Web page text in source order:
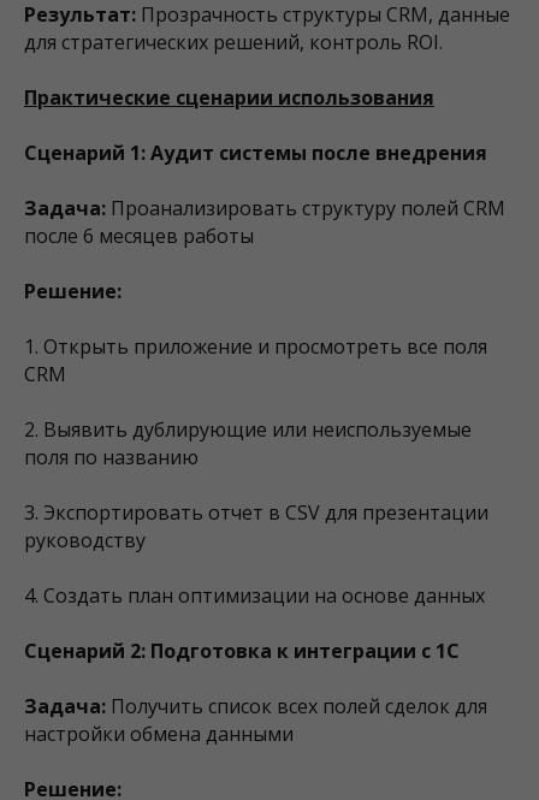
Результат: Прозрачность структуры CRM, данные
для стратегических решений, контроль ROI.
Практические сценарии использования
Сценарий 1: Аудит системы после внедрения
Задача: Проанализировать структуру полей CRM
после 6 месяцев работы
Решение:
1. Открыть приложение и просмотреть все поля
CRM
2. Выявить дублирующие или неиспользуемые
поля по названию
3. Экспортировать отчет в CSV для презентации
руководству
4. Создать план оптимизации на основе данных
Сценарий 2: Подготовка к интеграции с 1С
Задача: Получить список всех полей сделок для
настройки обмена данными
Решение: